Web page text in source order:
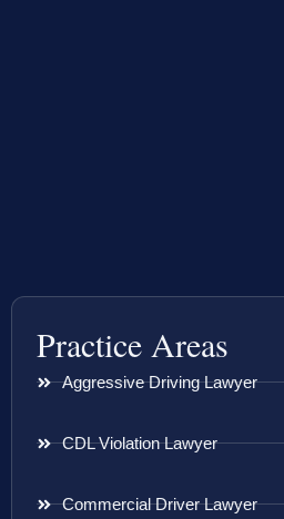
Practice Areas
Aggressive Driving Lawyer
CDL Violation Lawyer
Commercial Driver Lawyer